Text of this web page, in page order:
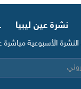
نشرة عين ليبيا
الأسبوعية مباشرة